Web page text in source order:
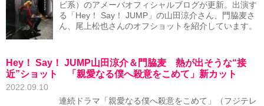
ビ系）のアメーバオフィシャルブログが更新。出演す
る「Hey！ Say！ JUMP」の山田涼介さん、門脇麦さ
ん、尾上松也さんのオフショットを紹介しています。
Hey！ Say！ JUMP山田涼介＆門脇麦 熱が出そうな“接
近”ショット 「親愛なる僕へ殺意をこめて」新カット
2022.09.10
連続ドラマ「親愛なる僕へ殺意をこめて」（フジテレ